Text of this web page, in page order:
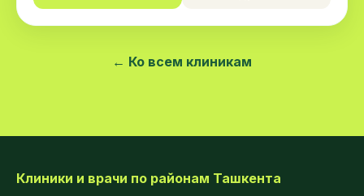
← Ко всем клиникам
Клиники и врачи по районам Ташкента